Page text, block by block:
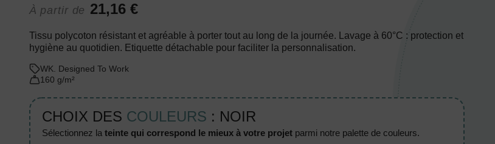
À partir de 21,16 €
Tissu polycoton résistant et agréable à porter tout au long de la journée. Lavage à 60°C : protection et
hygiène au quotidien. Etiquette détachable pour faciliter la personnalisation.
WK. Designed To Work
160 g/m²
CHOIX DES COULEURS : NOIR
sélectionnez la teinte qui correspond le mieux à votre projetparmi notre palette de couleurs.